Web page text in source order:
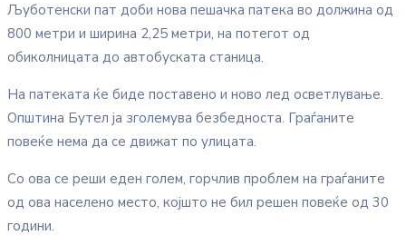
Љуботенски пат доби нова пешачка патека во должина од
800 метри и ширина 2,25 метри, на потегот од
обиколницата до автобуската станица.
На патеката ќе биде поставено и ново лед осветлување.
Општина Бутел ја зголемува безбедноста. Граѓаните
повеќе нема да се движат по улицата.
Со ова се реши еден голем, горчлив проблем на граѓаните
од ова населено место, којшто не бил решен повеќе од 30
години.